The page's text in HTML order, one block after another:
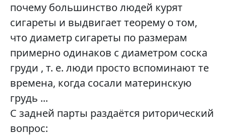
почему большинство людей курят
сигареты и выдвигает теорему о том,
что диаметр сигареты по размерам
примерно одинаков с диаметром соска
груди , т. е. люди просто вспоминают те
времена, когда сосали материнскую
грудь ...
С задней парты раздаётся риторический
вопрос: